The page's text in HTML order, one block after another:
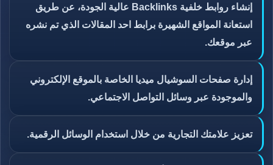
إنشاء روابط خلفية Backlinks عالية الجودة، عن طريق
استعانة المواقع الشهيرة برابط احد المقالات الذي تم نشره
عبر موقعك.
إدارة صفحات السوشيال ميديا الخاصة بالموقع الإلكتروني
والموجودة عبر وسائل التواصل الاجتماعي.
تعزيز علامتك التجارية من خلال استخدام الوسائل الرقمية.